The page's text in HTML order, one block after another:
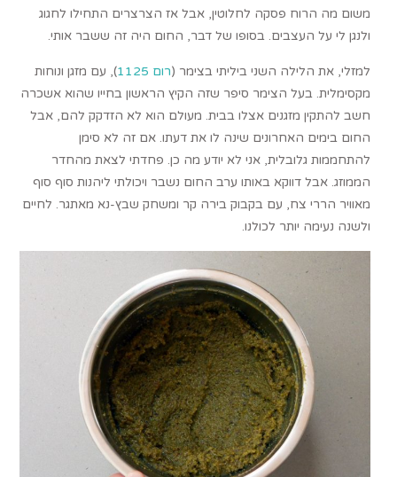
משום מה הרוח פסקה לחלוטין, אבל אז הצרצרים התחילו לחגוג
ולנגן לי על העצבים. בסופו של דבר, החום היה זה ששבר אותי.
למזלי, את הלילה השני ביליתי בצימר (רום 1125
), עם מזגן ונוחות
מקסימלית. בעל הצימר סיפר שזה הקיץ הראשון בחייו שהוא אשכרה
חשב להתקין מזגנים אצלו בבית. מעולם הוא לא הזדקק להם, אבל
החום בימים האחרונים שינה לו את דעתו. אם זה לא סימן
להתחממות גלובלית, אני לא יודע מה כן. פחדתי לצאת מהחדר
הממוזג. אבל דווקא באותו ערב החום נשבר ויכולתי ליהנות סוף סוף
מאוויר הררי צח, עם בקבוק בירה קר ומשחק שבץ-נא מאתגר. לחיים
ולשנה נעימה יותר לכולנו.